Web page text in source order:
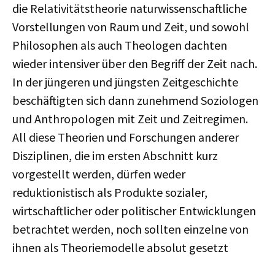
die Relativitätstheorie naturwissenschaftliche
Vorstellungen von Raum und Zeit, und sowohl
Philosophen als auch Theologen dachten
wieder intensiver über den Begriff der Zeit nach.
In der jüngeren und jüngsten Zeitgeschichte
beschäftigten sich dann zunehmend Soziologen
und Anthropologen mit Zeit und Zeitregimen.
All diese Theorien und Forschungen anderer
Disziplinen, die im ersten Abschnitt kurz
vorgestellt werden, dürfen weder
reduktionistisch als Produkte sozialer,
wirtschaftlicher oder politischer Entwicklungen
betrachtet werden, noch sollten einzelne von
ihnen als Theoriemodelle absolut gesetzt